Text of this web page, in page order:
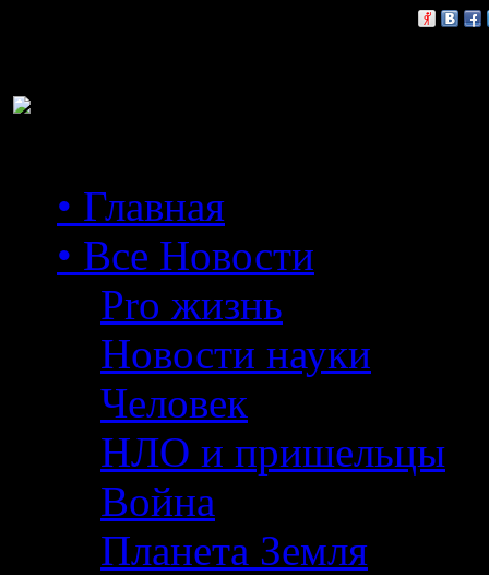
• Главная
• Все Новости
Pro жизнь
Новости науки
Человек
НЛО и пришельцы
Война
Планета Земля